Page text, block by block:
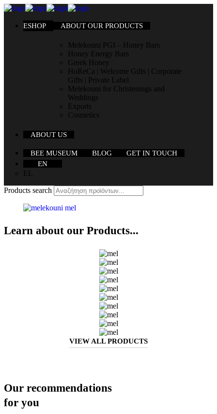
ESHOP ABOUT OUR PRODUCTS
Melekouni PGI – Honey Bars
Honey Energy Bars
Greek Honey
HoReCa | Welcome Gifts | Corporate
Gifts | Private Label
Melekouni for Christenings and
Weddings
Exports
Cosmetics
ABOUT US
BEE MUSEUM BLOG
GET IN TOUCH
EN
EL
Products search
Learn about our Products...
VIEW ALL PRODUCTS
Our recommendations
for you